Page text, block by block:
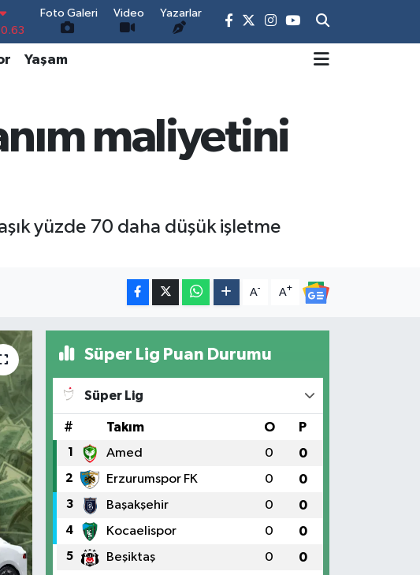
Foto Galeri Video Yazarlar
Yaşam
maliyetini
yüzde 70 daha düşük işletme
A- A+
Süper Lig Puan Durumu
Süper Lig
# Takım O P
1 Amed 0 0
2 Erzurumspor FK 0 0
3 Başakşehir 0 0
4 Kocaelispor 0 0
5 Beşiktaş 0 0